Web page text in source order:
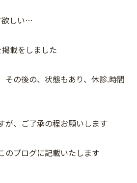
欲しい…
載をしました
その後の、状態もあり、休診.時間
が、ご了承の程お願いします
のブログに記載いたします